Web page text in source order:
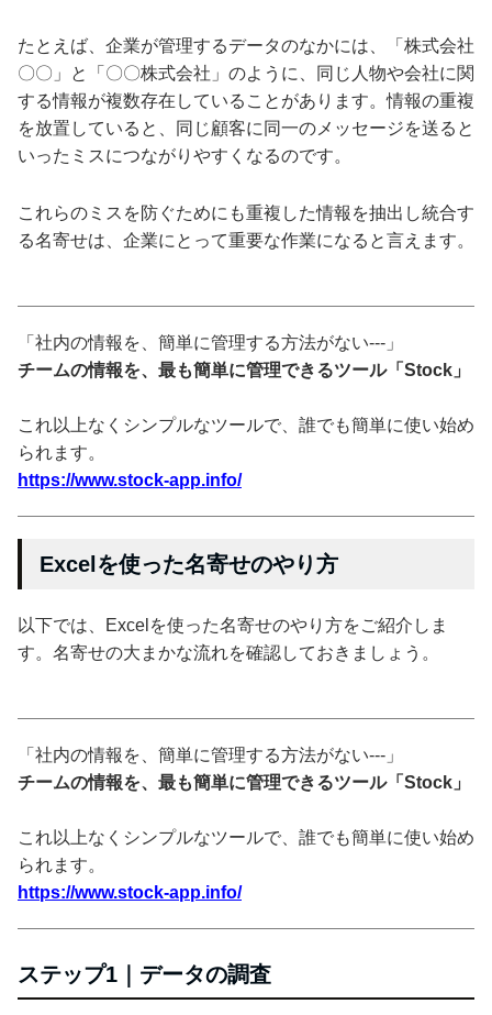
たとえば、企業が管理するデータのなかには、「株式会社
〇〇」と「〇〇株式会社」のように、同じ人物や会社に関
する情報が複数存在していることがあります。情報の重複
を放置していると、同じ顧客に同一のメッセージを送ると
いったミスにつながりやすくなるのです。
これらのミスを防ぐためにも重複した情報を抽出し統合す
る名寄せは、企業にとって重要な作業になると言えます。
「社内の情報を、簡単に管理する方法がない---」
チームの情報を、最も簡単に管理できるツール「Stock」
これ以上なくシンプルなツールで、誰でも簡単に使い始め
られます。
https://www.stock-app.info/
Excelを使った名寄せのやり方
以下では、Excelを使った名寄せのやり方をご紹介しま
す。名寄せの大まかな流れを確認しておきましょう。
「社内の情報を、簡単に管理する方法がない---」
チームの情報を、最も簡単に管理できるツール「Stock」
これ以上なくシンプルなツールで、誰でも簡単に使い始め
られます。
https://www.stock-app.info/
ステップ1｜データの調査